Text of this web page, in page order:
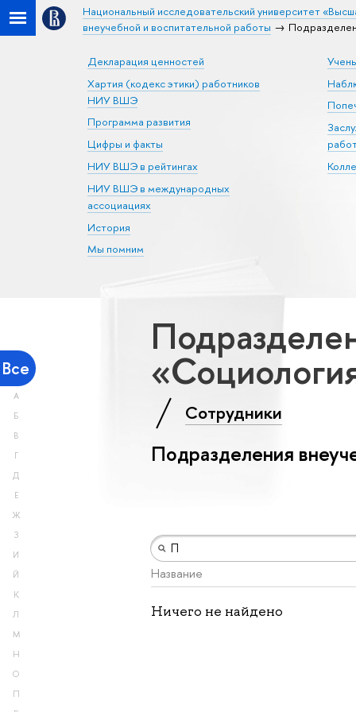
Национальный исследовательский университет
внеучебной и воспитательной работы
Декларация ценностей
Хартия (кодекс этики) работников
НИУ ВШЭ
Программа развития
Цифры и факты
НИУ ВШЭ в рейтингах
НИУ ВШЭ в международных
ассоциациях
История
Мы помним
Все
А
Б
В
Г
Д
Е
Ж
З
И
Й
К
Л
М
Н
О
П
Сотрудники
Подразделения
Название
Ничего не найдено